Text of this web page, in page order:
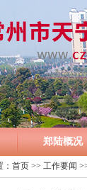
郑陆概况
首页 >> 工作要闻